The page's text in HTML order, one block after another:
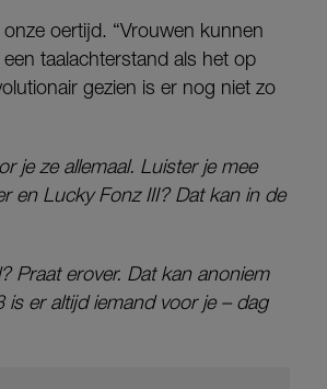
oertijd. “Vrouwen kunnen
taalachterstand als het op
gezien is er nog niet zo
je ze allemaal. Luister je mee
en Lucky Fonz III? Dat kan in de
Praat erover. Dat kan anoniem
er altijd iemand voor je – dag